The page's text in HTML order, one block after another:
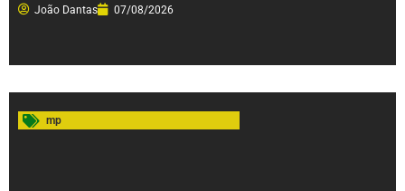
João Dantas 07/08/2026
mp